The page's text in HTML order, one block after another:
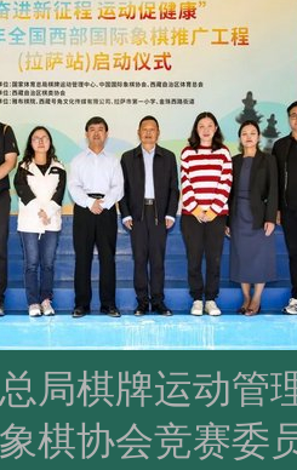
棋牌运动管
棋协会竞赛委